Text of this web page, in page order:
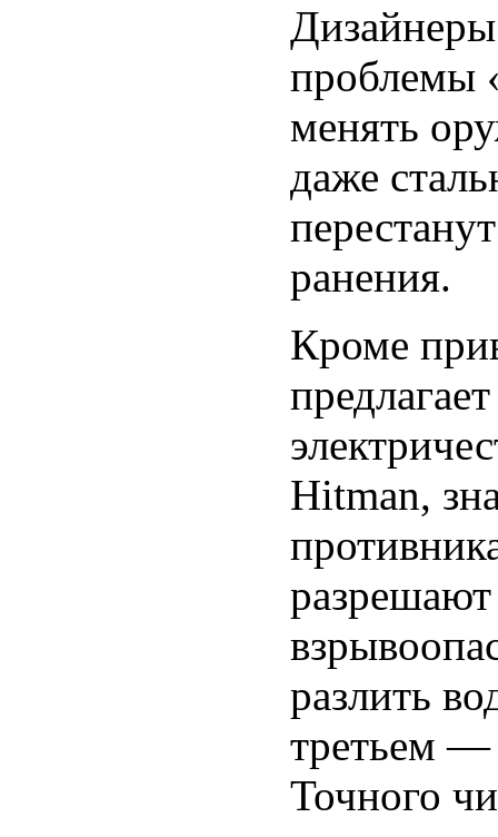
проблемы
менять
даже
ранения.
Кроме
Hitman,
разлить
третьем —
Точного